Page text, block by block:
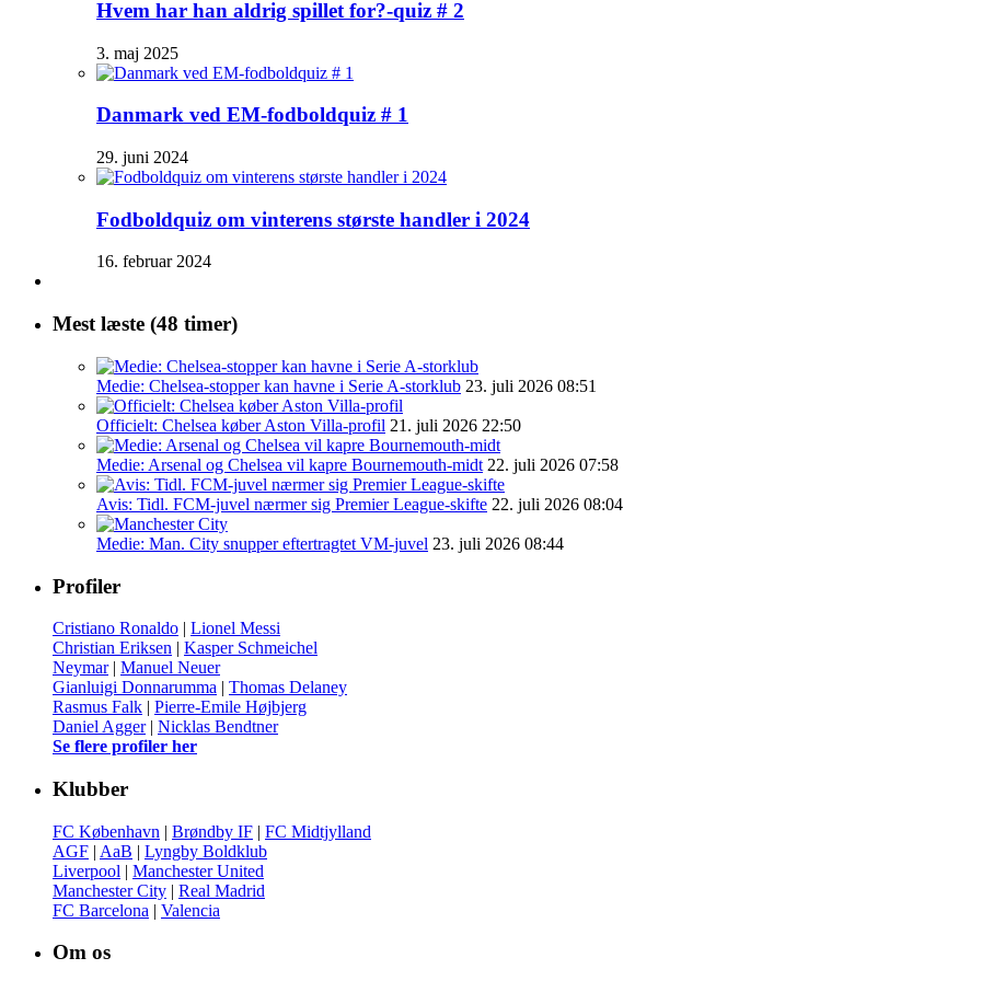
Hvem har han aldrig spillet for?-quiz # 2
3. maj 2025
Danmark ved EM-fodboldquiz # 1
29. juni 2024
Fodboldquiz om vinterens største handler i 2024
16. februar 2024
Mest læste (48 timer)
Medie: Chelsea-stopper kan havne i Serie A-storklub 23. juli 2026 08:51
Officielt: Chelsea køber Aston Villa-profil 21. juli 2026 22:50
Medie: Arsenal og Chelsea vil kapre Bournemouth-midt 22. juli 2026 07:58
Avis: Tidl. FCM-juvel nærmer sig Premier League-skifte 22. juli 2026 08:04
Medie: Man. City snupper eftertragtet VM-juvel 23. juli 2026 08:44
Profiler
Cristiano Ronaldo | Lionel Messi
Christian Eriksen | Kasper Schmeichel
Neymar| Manuel Neuer
Gianluigi Donnarumma | Thomas Delaney
Rasmus Falk | Pierre-Emile Højbjerg
Daniel Agger| Nicklas Bendtner
Se flere profiler her
Klubber
FC København | Brøndby IF | FC Midtjylland
AGF | AaB | Lyngby Boldklub
Liverpool | Manchester United
Manchester City | Real Madrid
FC Barcelona | Valencia
Om os